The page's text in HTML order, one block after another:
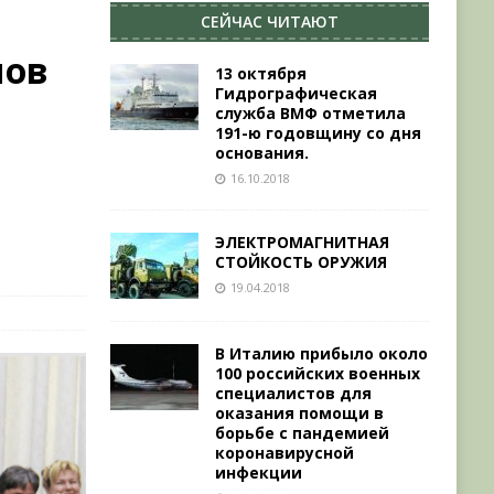
СЕЙЧАС ЧИТАЮТ
13 октября
Гидрографическая
служба ВМФ отметила
191-ю годовщину со дня
основания.
16.10.2018
ЭЛЕКТРОМАГНИТНАЯ
СТОЙКОСТЬ ОРУЖИЯ
19.04.2018
В Италию прибыло около
100 российских военных
специалистов для
оказания помощи в
борьбе с пандемией
коронавирусной
инфекции